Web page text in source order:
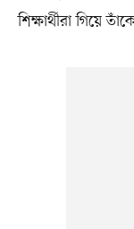
শিক্ষার্থীরা গিয়ে